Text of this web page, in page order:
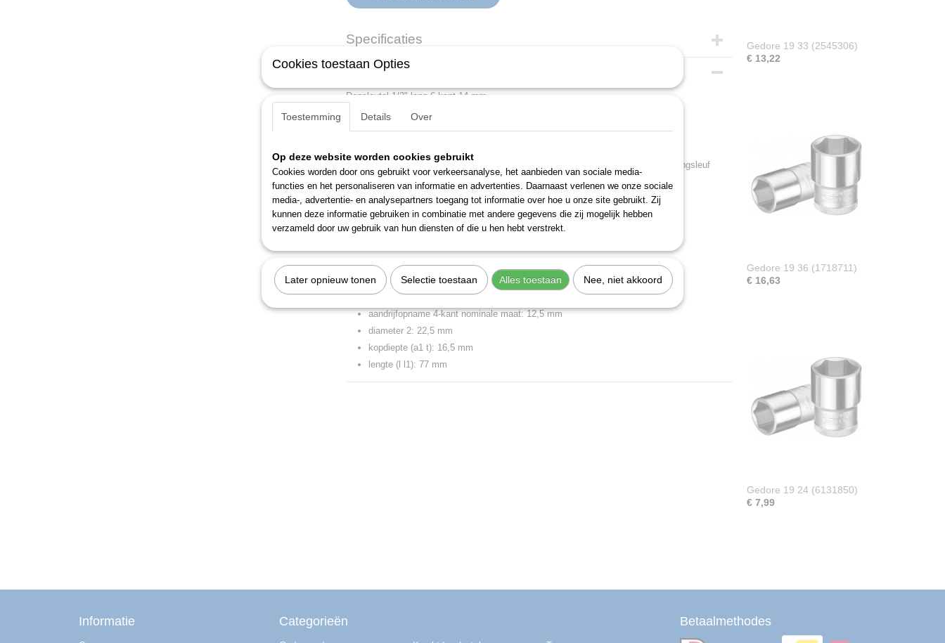
Specificaties
Productcode
Productcode leverancier
19 L 14
Afmetingen (l,b,h)
Omschrijving
Dopsleutel 1/2" lang 6-kant 14 mm.
Omschrijving
binnenvierkantaandrijving volgens DIN 3120 - C 12,5, ISO 1174, met kogelvangsleuf
tbv handgebruik, rand gekarteld
GEDORE-vanadium staal 31CrV3, geslepen, verchroomd
Kenmerken
gewicht: 0,109 kg
sleutelwijdte: 14 mm
aandrijfopname 4-kant: 1/2 inch
aandrijfopname 4-kant nominale maat: 12,5 mm
diameter 2: 22,5 mm
kopdiepte (a1 t): 16,5 mm
lengte (l l1): 77 mm
Gedore 19 33 (2545306)
€ 13,22
Gedore 19 36 (1718711)
€ 16,63
Gedore 19 24 (6131850)
€ 7,99
Informatie Categorieën Betaalmethodes
Cookies toestaan Opties
Toestemming Details Over
Op deze website worden cookies gebruikt
Cookies worden door ons gebruikt voor verkeersanalyse, het aanbieden van sociale media-
functies en het personaliseren van informatie en advertenties. Daarnaast verlenen we onze sociale
media-, advertentie- en analysepartners toegang tot informatie over hoe u onze site gebruikt. Zij
kunnen deze informatie gebruiken in combinatie met andere gegevens die zij mogelijk hebben
verzameld door uw gebruik van hun diensten of die u hen hebt verstrekt.
Later opnieuw tonen Selectie toestaan Alles toestaan Nee, niet akkoord